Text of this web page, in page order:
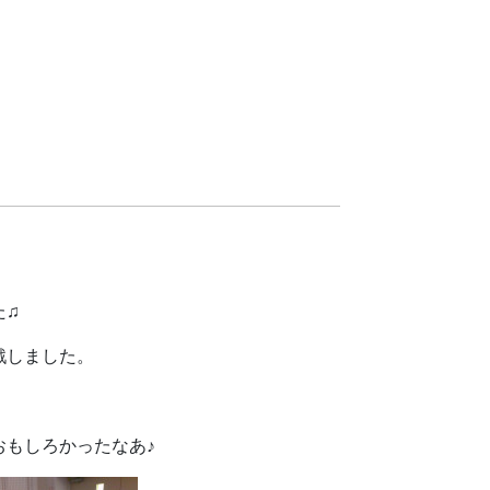
♫
ました。
しろかったなあ♪